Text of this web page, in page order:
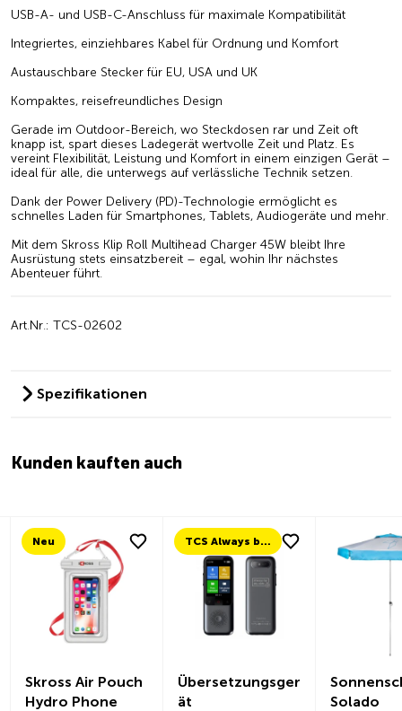
USB-A- und USB-C-Anschluss für maximale Kompatibilität
Integriertes, einziehbares Kabel für Ordnung und Komfort
Austauschbare Stecker für EU, USA und UK
Kompaktes, reisefreundliches Design
Gerade im Outdoor-Bereich, wo Steckdosen rar und Zeit oft
knapp ist, spart dieses Ladegerät wertvolle Zeit und Platz. Es
vereint Flexibilität, Leistung und Komfort in einem einzigen Gerät –
ideal für alle, die unterwegs auf verlässliche Technik setzen.
Dank der Power Delivery (PD)-Technologie ermöglicht es
schnelles Laden für Smartphones, Tablets, Audiogeräte und mehr.
Mit dem Skross Klip Roll Multihead Charger 45W bleibt Ihre
Ausrüstung stets einsatzbereit – egal, wohin Ihr nächstes
Abenteuer führt.
Art.Nr.: TCS-02602
Spezifikationen
Kunden kauften auch
Neu
Skross Air Pouch
Hydro Phone
TCS Always by my side
Übersetzungsger
ät
Solado